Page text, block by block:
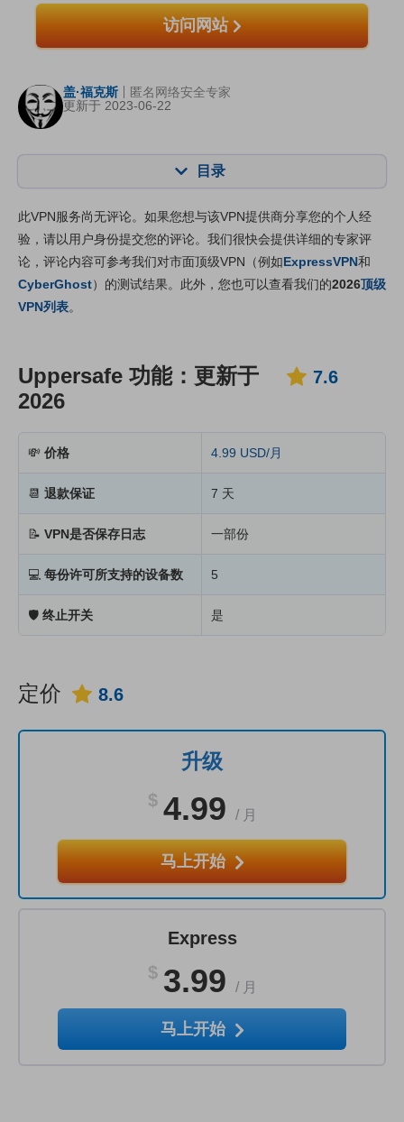
访问网站
盖·福克斯
更新于 2023-06-22
匿名网络安全专家
目录
核心功能 7.6
安装与应用程序 7.8
定价
此VPN服务尚无评论。如果您想与该VPN提供商分享您的个人经
验，请以用户身份提交您的评论。我们很快会提供详细的专家评
论，评论内容可参考我们对市面顶级VPN（例如ExpressVPN和
CyberGhost）的测试结果。此外，您也可以查看我们的2026顶级
VPN列表。
Uppersafe 功能：更新于
2026
7.6
💸 价格 4.99 USD/月
📆 退款保证 7 天
📝 VPN是否保存日志 一部份
💻 每份许可所支持的设备数 5
🛡 终止开关 是
定价 8.6
升级
$ 4.99 / 月
马上开始
Express
$ 3.99 / 月
马上开始